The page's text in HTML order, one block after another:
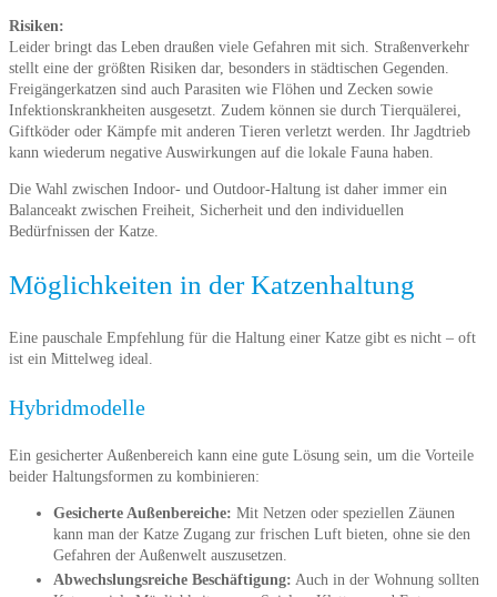
Risiken:
Leider bringt das Leben draußen viele Gefahren mit sich. Straßenverkehr
stellt eine der größten Risiken dar, besonders in städtischen Gegenden.
Freigängerkatzen sind auch Parasiten wie Flöhen und Zecken sowie
Infektionskrankheiten ausgesetzt. Zudem können sie durch Tierquälerei,
Giftköder oder Kämpfe mit anderen Tieren verletzt werden. Ihr Jagdtrieb
kann wiederum negative Auswirkungen auf die lokale Fauna haben.
Die Wahl zwischen Indoor- und Outdoor-Haltung ist daher immer ein
Balanceakt zwischen Freiheit, Sicherheit und den individuellen
Bedürfnissen der Katze.
Möglichkeiten in der Katzenhaltung
Eine pauschale Empfehlung für die Haltung einer Katze gibt es nicht – oft
ist ein Mittelweg ideal.
Hybridmodelle
Ein gesicherter Außenbereich kann eine gute Lösung sein, um die Vorteile
beider Haltungsformen zu kombinieren:
Gesicherte Außenbereiche: Mit Netzen oder speziellen Zäunen
kann man der Katze Zugang zur frischen Luft bieten, ohne sie den
Gefahren der Außenwelt auszusetzen.
Abwechslungsreiche Beschäftigung: Auch in der Wohnung sollten